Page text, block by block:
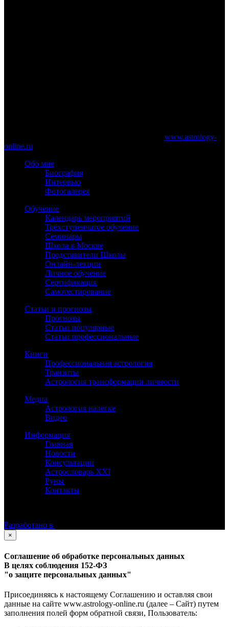
www.astrology-
online.ru
Обо мне
Биография
Интервью
Фотогалерея
Обучение
Календарь мероприятий
Трёхступенчатое обучение
Семинары
Школа в Москве
Представители Школы
Онлайн-лекции
Личное обучение
Сертификация
Самотестирование
Статьи и прогнозы
Прогнозы
Статьи популярные
Статьи профессиональные
Книги
Профессиональная астрология
Транзиты
Астрология трансформации личности
Медиа
Астрология налегке
Видео
Информация
Главная
Новости
Консультации
Астрословарь XXI
Руны
Контакты
Разработано в
×
Соглашение об обработке персональных данных
В целях соблюдения 152-ФЗ
"о защите персональных данных"
Присоединяясь к настоящему Соглашению и оставляя свои
данные на сайте www.astrology-online.ru (далее – Сайт) путем
заполнения полей форм обратной связи, Пользователь: